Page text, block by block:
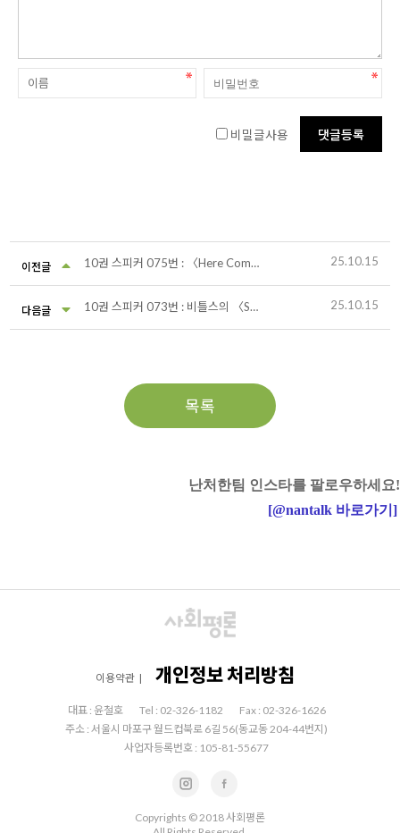
비밀글사용
이전글 10권 스피커 075번 : 〈Here Comes the Sun〉 모그 신시사이저 25.10.15
다음글 10권 스피커 073번 : 비틀스의 〈Something〉 25.10.15
목록
난처한팀 인스타를 팔로우하세요!
[@nantalk 바로가기 ]
이용약관 | 개인정보 처리방침
대표 : 윤철호 Tel : 02-326-1182
Fax : 02-326-1626
주소 : 서울시 마포구 월드컵북로 6길 56(동교동 204-44번지)
사업자등록번호 : 105-81-55677
Copyrights © 2018 사회평론